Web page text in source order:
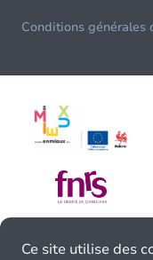
Conditions générales
Ce site utilise des